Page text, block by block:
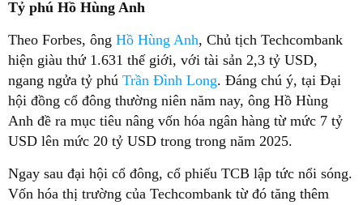
Tỷ phú Hồ Hùng Anh
Theo Forbes, ông Hồ Hùng Anh, Chủ tịch Techcombank
hiện giàu thứ 1.631 thế giới, với tài sản 2,3 tỷ USD,
ngang ngửa tỷ phú Trần Đình Long. Đáng chú ý, tại Đại
hội đồng cổ đông thường niên năm nay, ông Hồ Hùng
Anh đề ra mục tiêu nâng vốn hóa ngân hàng từ mức 7 tỷ
USD lên mức 20 tỷ USD trong trong năm 2025.
Ngay sau đại hội cổ đông, cổ phiếu TCB lập tức nổi sóng.
Vốn hóa thị trường của Techcombank từ đó tăng thêm